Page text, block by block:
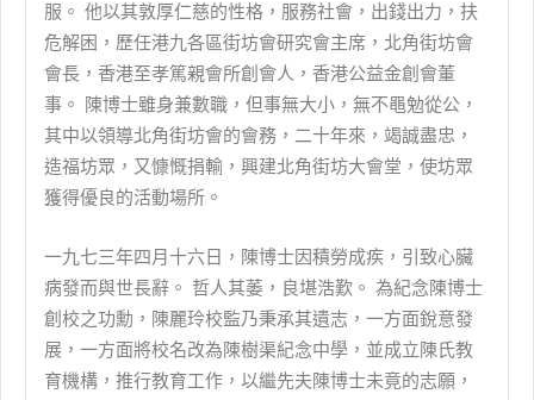
服。 他以其敦厚仁慈的性格，服務社會，出錢出力，扶
危解困，歷任港九各區街坊會研究會主席，北角街坊會
會長，香港至孝篤親會所創會人，香港公益金創會董
事。 陳博士雖身兼數職，但事無大小，無不黽勉從公，
其中以領導北角街坊會的會務，二十年來，竭誠盡忠，
造福坊眾，又慷慨捐輸，興建北角街坊大會堂，使坊眾
獲得優良的活動場所。
一九七三年四月十六日，陳博士因積勞成疾，引致心臟
病發而與世長辭。 哲人其萎，良堪浩歎。 為紀念陳博士
創校之功勳，陳麗玲校監乃秉承其遺志，一方面銳意發
展，一方面將校名改為陳樹渠紀念中學，並成立陳氏教
育機構，推行教育工作，以繼先夫陳博士未竟的志願，